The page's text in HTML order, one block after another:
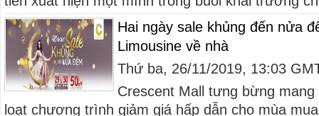
Hai ngày sale khủng đến nửa
Limousine về nhà
Thứ ba, 26/11/2019, 13:03
Crescent Mall tưng bừng
loạt chương trình giảm giá hấp dẫn cho mùa